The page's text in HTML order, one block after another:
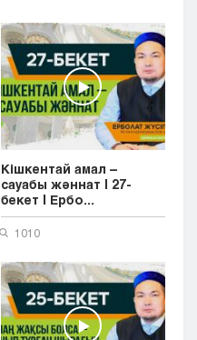
Кішкентай амал –
сауабы жәннат | 27-
бекет | Ербо...
1010